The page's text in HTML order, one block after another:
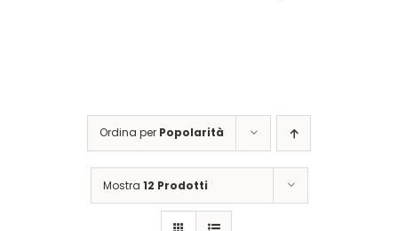
Ordina per Popolarità
Mostra 12 Prodotti